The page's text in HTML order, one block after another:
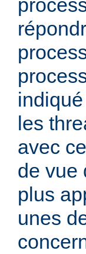
les
avec
de vue
plus
unes